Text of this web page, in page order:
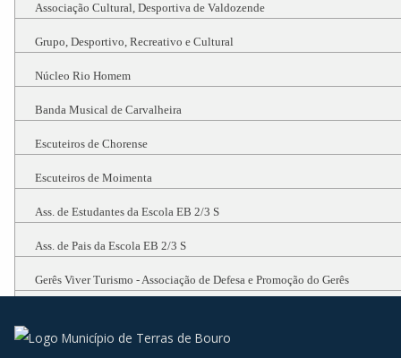
Associação Cultural, Desportiva de Valdozende
Grupo, Desportivo, Recreativo e Cultural
Núcleo Rio Homem
Banda Musical de Carvalheira
Escuteiros de Chorense
Escuteiros de Moimenta
Ass. de Estudantes da Escola EB 2/3 S
Ass. de Pais da Escola EB 2/3 S
Gerês Viver Turismo - Associação de Defesa e Promoção do Gerês